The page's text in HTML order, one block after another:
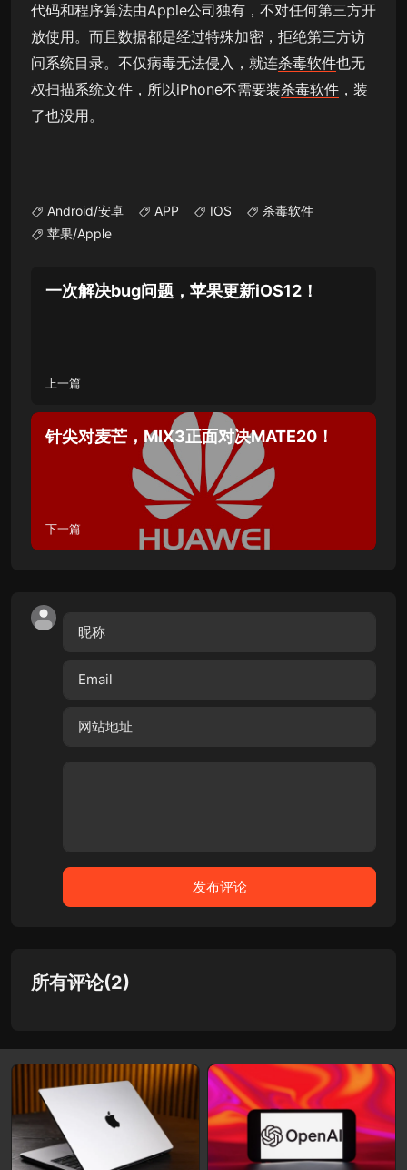
代码和程序算法由Apple公司独有，不对任何第三方开
放使用。而且数据都是经过特殊加密，拒绝第三方访
问系统目录。不仅病毒无法侵入，就连杀毒软件也无
权扫描系统文件，所以iPhone不需要装杀毒软件 ，装
了也没用。
Android/安卓 APP IOS
杀毒软件
苹果/Apple
一次解决bug问题，苹果更新iOS12！
上一篇
针尖对麦芒，MIX3正面对决MATE20！
下一篇
所有评论(2)